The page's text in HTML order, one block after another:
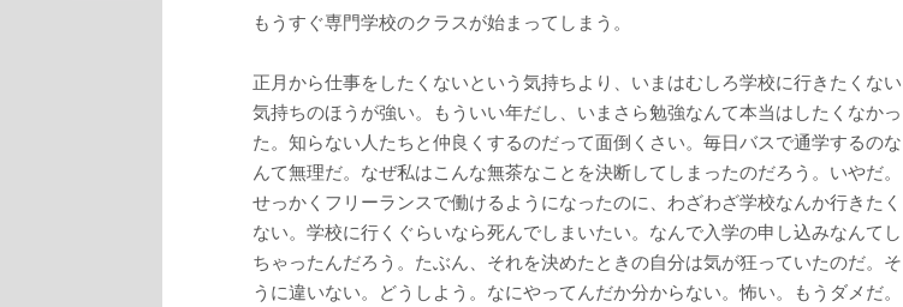
もうすぐ専門学校のクラスが始まってしまう。
正月から仕事をしたくないという気持ちより、いまはむしろ学校に行きたくない
気持ちのほうが強い。もういい年だし、いまさら勉強なんて本当はしたくなかっ
た。知らない人たちと仲良くするのだって面倒くさい。毎日バスで通学するのな
んて無理だ。なぜ私はこんな無茶なことを決断してしまったのだろう。いやだ。
せっかくフリーランスで働けるようになったのに、わざわざ学校なんか行きたく
ない。学校に行くぐらいなら死んでしまいたい。なんで入学の申し込みなんてし
ちゃったんだろう。たぶん、それを決めたときの自分は気が狂っていたのだ。そ
うに違いない。どうしよう。なにやってんだか分からない。怖い。もうダメだ。